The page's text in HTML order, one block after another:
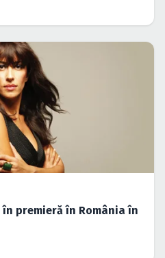
premieră în România în